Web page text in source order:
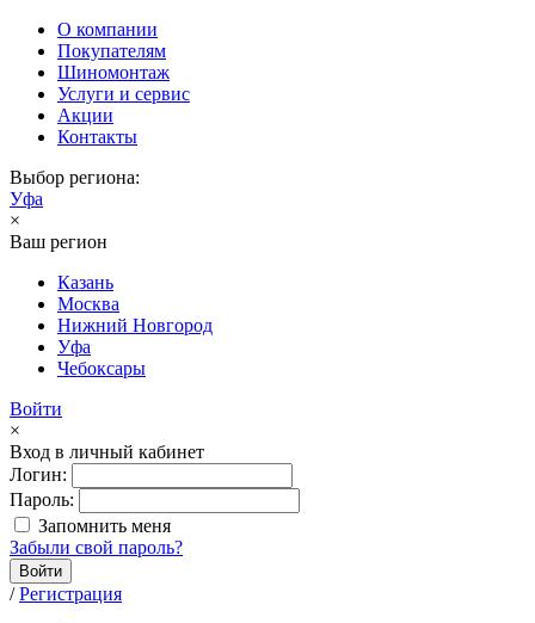
О компании
Покупателям
Шиномонтаж
Услуги и сервис
Акции
Контакты
Выбор региона:
Уфа
×
Ваш регион
Казань
Москва
Нижний Новгород
Уфа
Чебоксары
Войти
×
Вход в личный кабинет
Логин:
Пароль:
Запомнить меня
Забыли свой пароль?
Войти
/ Регистрация